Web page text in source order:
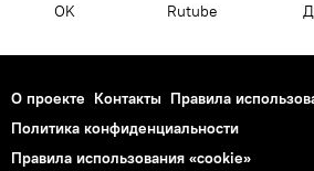
OK Rutube
О проекте Контакты Правила
Политика конфиденциальности
Правила использования «cookie»